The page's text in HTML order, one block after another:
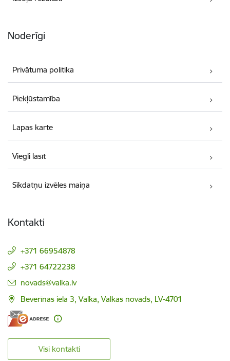
Noderīgi
Privātuma politika
Piekļūstamība
Lapas karte
Viegli lasīt
Sīkdatņu izvēles maiņa
Kontakti
+371 66954878
+371 64722238
E-pasts:
novads@valka.lv
Beverīnas iela 3, Valka, Valkas novads, LV-4701
Visi kontakti